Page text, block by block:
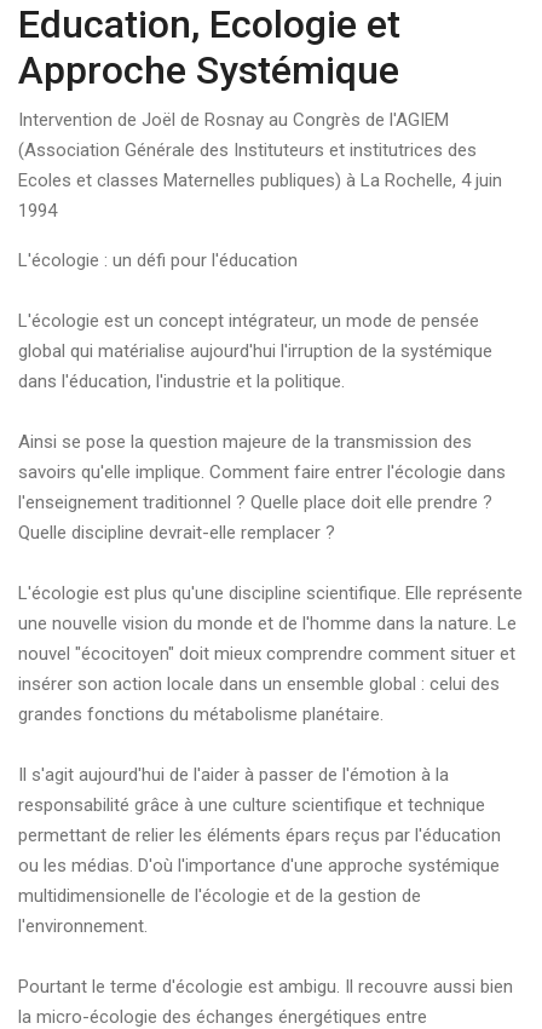
Education, Ecologie et
Approche Systémique
Intervention de Joël de Rosnay au Congrès de l'AGIEM
(Association Générale des Instituteurs et institutrices des
Ecoles et classes Maternelles publiques) à La Rochelle, 4 juin
1994
L'écologie : un défi pour l'éducation
L'écologie est un concept intégrateur, un mode de pensée
global qui matérialise aujourd'hui l'irruption de la systémique
dans l'éducation, l'industrie et la politique.
Ainsi se pose la question majeure de la transmission des
savoirs qu'elle implique. Comment faire entrer l'écologie dans
l'enseignement traditionnel ? Quelle place doit elle prendre ?
Quelle discipline devrait-elle remplacer ?
L'écologie est plus qu'une discipline scientifique. Elle représente
une nouvelle vision du monde et de l'homme dans la nature. Le
nouvel "écocitoyen" doit mieux comprendre comment situer et
insérer son action locale dans un ensemble global : celui des
grandes fonctions du métabolisme planétaire.
Il s'agit aujourd'hui de l'aider à passer de l'émotion à la
responsabilité grâce à une culture scientifique et technique
permettant de relier les éléments épars reçus par l'éducation
ou les médias. D'où l'importance d'une approche systémique
multidimensionelle de l'écologie et de la gestion de
l'environnement.
Pourtant le terme d'écologie est ambigu. Il recouvre aussi bien
la micro-écologie des échanges énergétiques entre